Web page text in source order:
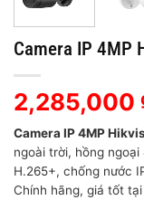
Camera IP 4MP
2,285,000
Camera IP 4MP
ngoài trời, hồng
H.265+, chống nước
Chính hãng, giá tốt